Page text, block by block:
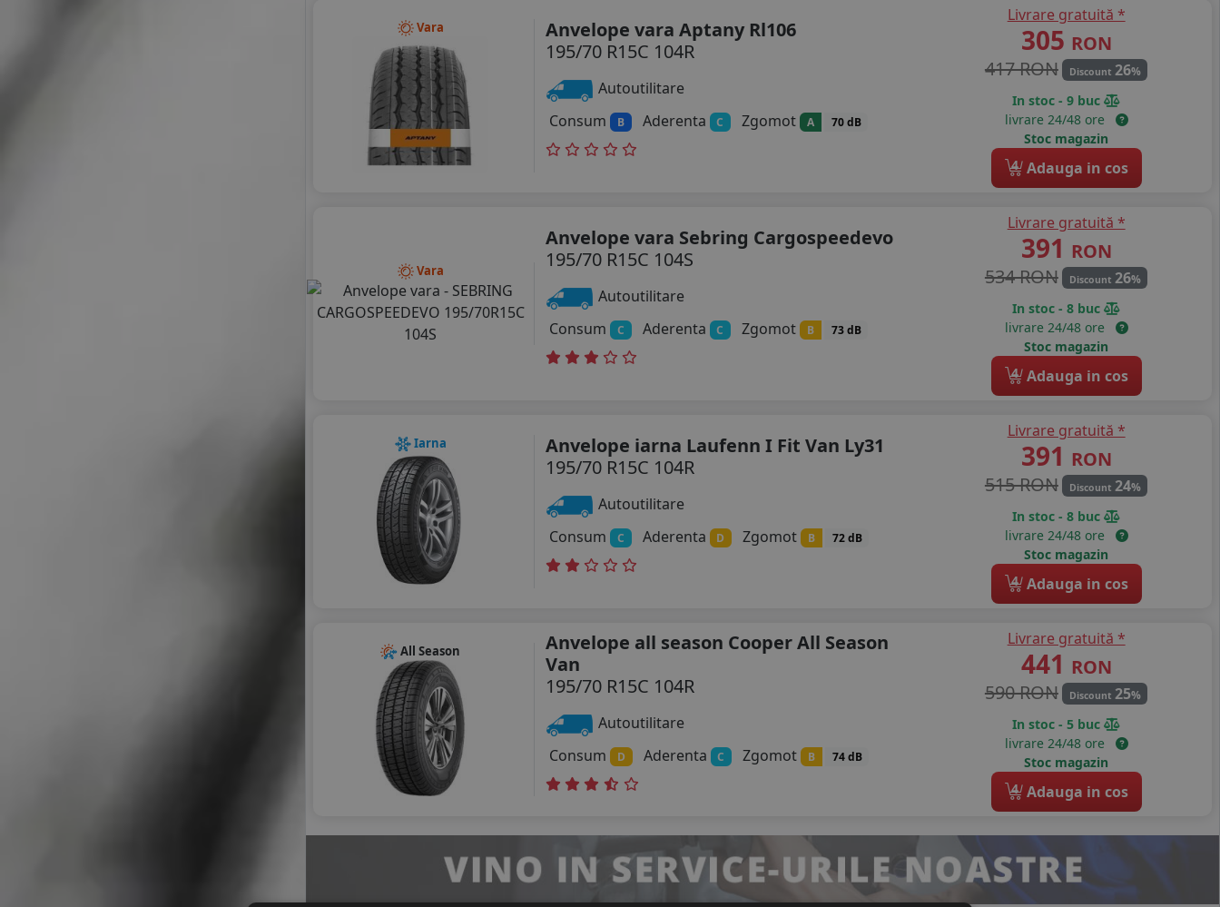
Vara
Anvelope vara Aptany Rl106
195/70 R15C 104R
Autoutilitare
Consum
B Aderenta C Zgomot A 70 dB
Livrare gratuită *
305 RON
417 RON
Discount 26%
In stoc - 9 buc
livrare 24/48 ore
Stoc magazin
4 Adauga in cos
Vara
Anvelope vara Sebring Cargospeedevo
195/70 R15C 104S
Autoutilitare
Consum
C Aderenta C Zgomot B 73 dB
Livrare gratuită *
391 RON
534 RON
Discount 26%
In stoc - 8 buc
livrare 24/48 ore
Stoc magazin
4 Adauga in cos
Iarna
Anvelope iarna Laufenn I Fit Van Ly31
195/70 R15C 104R
Autoutilitare
Consum
C Aderenta D Zgomot B 72 dB
Livrare gratuită *
391 RON
515 RON
Discount 24%
In stoc - 8 buc
livrare 24/48 ore
Stoc magazin
4 Adauga in cos
All Season
Anvelope all season Cooper All Season
Van
195/70 R15C 104R
Autoutilitare
Consum
D Aderenta C Zgomot B 74 dB
Livrare gratuită *
441 RON
590 RON
Discount 25%
In stoc - 5 buc
livrare 24/48 ore
Stoc magazin
4 Adauga in cos